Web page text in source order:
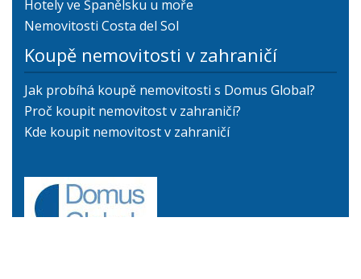
Hotely ve Španělsku u moře
Nemovitosti Costa del Sol
Koupě nemovitosti v zahraničí
Jak probíhá koupě nemovitosti s Domus Global?
Proč koupit nemovitost v zahraničí?
Kde koupit nemovitost v zahraničí